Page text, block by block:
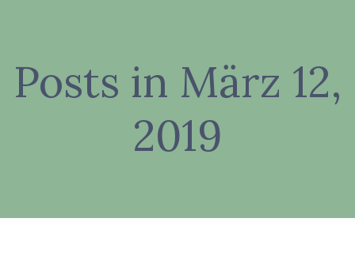
Posts in März 12,
2019